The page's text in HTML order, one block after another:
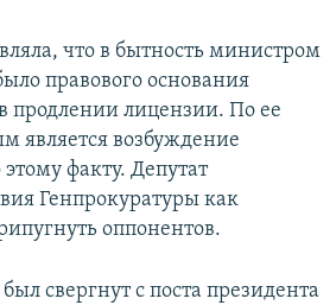
что в бытность министром
правового основания
продлении лицензии. По ее
является возбуждение
факту. Депутат
Генпрокуратуры как
оппонентов.
свергнут с поста президента